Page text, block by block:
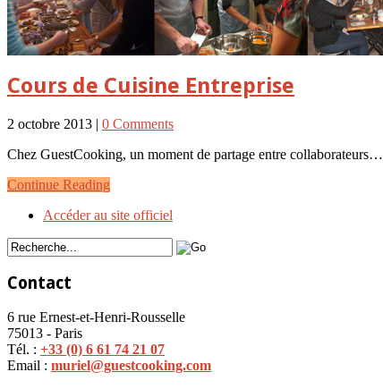
Cours de Cuisine Entreprise
2 octobre 2013 | 0 Comments
Chez GuestCooking, un moment de partage entre collaborateurs…
Continue Reading
Accéder au site officiel
Contact
6 rue Ernest-et-Henri-Rousselle
75013 - Paris
Tél. : +33 (0) 6 61 74 21 07
Email : muriel@guestcooking.com